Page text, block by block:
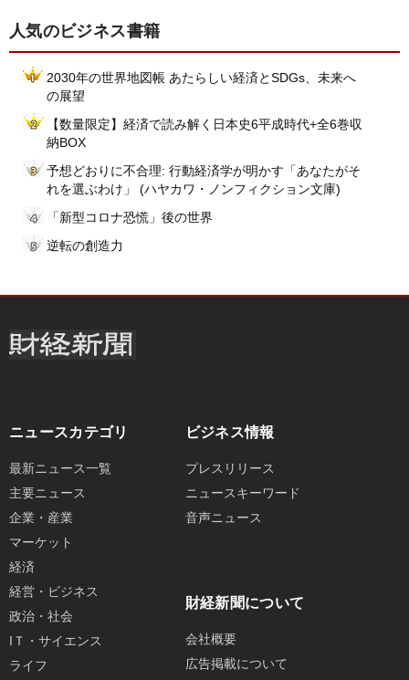
人気のビジネス書籍
2030年の世界地図帳 あたらしい経済とSDGs、未来へ
の展望
【数量限定】経済で読み解く日本史6平成時代+全6巻収
納BOX
予想どおりに不合理: 行動経済学が明かす「あなたがそ
れを選ぶわけ」 (ハヤカワ・ノンフィクション文庫)
「新型コロナ恐慌」後の世界
逆転の創造力
ニュースカテゴリ
最新ニュース一覧
主要ニュース
企業・産業
マーケット
経済
経営・ビジネス
政治・社会
IＴ・サイエンス
ライフ
ビジネス情報
プレスリリース
ニュースキーワード
音声ニュース
財経新聞について
会社概要
広告掲載について